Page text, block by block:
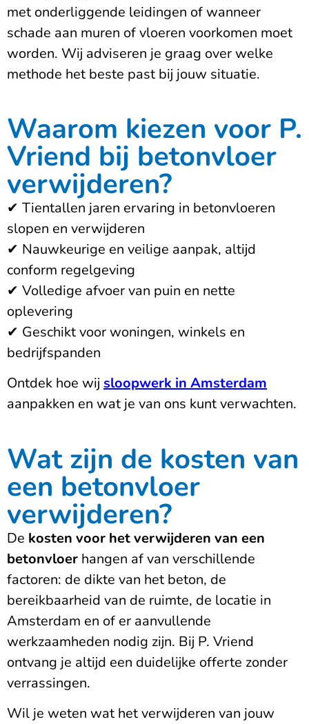
met onderliggende leidingen of wanneer
schade aan muren of vloeren voorkomen moet
worden. Wij adviseren je graag over welke
methode het beste past bij jouw situatie.
Waarom kiezen voor P.
Vriend bij betonvloer
verwijderen?
✔ Tientallen jaren ervaring in betonvloeren
slopen en verwijderen
✔ Nauwkeurige en veilige aanpak, altijd
conform regelgeving
✔ Volledige afvoer van puin en nette
oplevering
✔ Geschikt voor woningen, winkels en
bedrijfspanden
Ontdek hoe wij sloopwerk in Amsterdam
aanpakken en wat je van ons kunt verwachten.
Wat zijn de kosten van
een betonvloer
verwijderen?
De kosten voor het verwijderen van een
betonvloer hangen af van verschillende
factoren: de dikte van het beton, de
bereikbaarheid van de ruimte, de locatie in
Amsterdam en of er aanvullende
werkzaamheden nodig zijn. Bij P. Vriend
ontvang je altijd een duidelijke offerte zonder
verrassingen.
Wil je weten wat het verwijderen van jouw